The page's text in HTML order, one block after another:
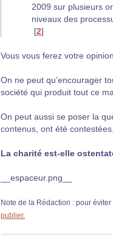
2009 sur plusieurs
niveaux des
[2]
Vous vous ferez votre opinion.
On ne peut qu’encourager
société qui produit tout ce
On peut aussi se poser la
contenus, ont été contestées.
La charité est-elle
__espaceur.png__
Note de la Rédaction : pour
publier.